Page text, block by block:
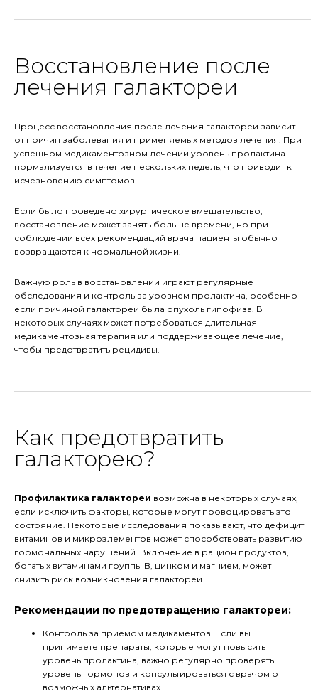
Восстановление после
лечения галактореи
Процесс восстановления после лечения галактореи зависит
от причин заболевания и применяемых методов лечения. При
успешном медикаментозном лечении уровень пролактина
нормализуется в течение нескольких недель, что приводит к
исчезновению симптомов.
Если было проведено хирургическое вмешательство,
восстановление может занять больше времени, но при
соблюдении всех рекомендаций врача пациенты обычно
возвращаются к нормальной жизни.
Важную роль в восстановлении играют регулярные
обследования и контроль за уровнем пролактина, особенно
если причиной галактореи была опухоль гипофиза. В
некоторых случаях может потребоваться длительная
медикаментозная терапия или поддерживающее лечение,
чтобы предотвратить рецидивы.
Как предотвратить
галакторею?
Профилактика галактореи возможна в некоторых случаях,
если исключить факторы, которые могут провоцировать это
состояние. Некоторые исследования показывают, что дефицит
витаминов и микроэлементов может способствовать развитию
гормональных нарушений. Включение в рацион продуктов,
богатых витаминами группы B, цинком и магнием, может
снизить риск возникновения галактореи.
Рекомендации по предотвращению галактореи:
Контроль за приемом медикаментов. Если вы
принимаете препараты, которые могут повысить
уровень пролактина, важно регулярно проверять
уровень гормонов и консультироваться с врачом о
возможных альтернативах.